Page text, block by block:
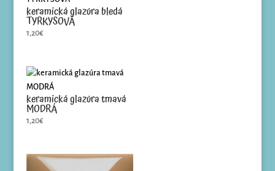
keramická glazúra bledá
TYRKYSOVÁ
1,20€
keramická glazúra tmavá
MODRÁ
1,20€